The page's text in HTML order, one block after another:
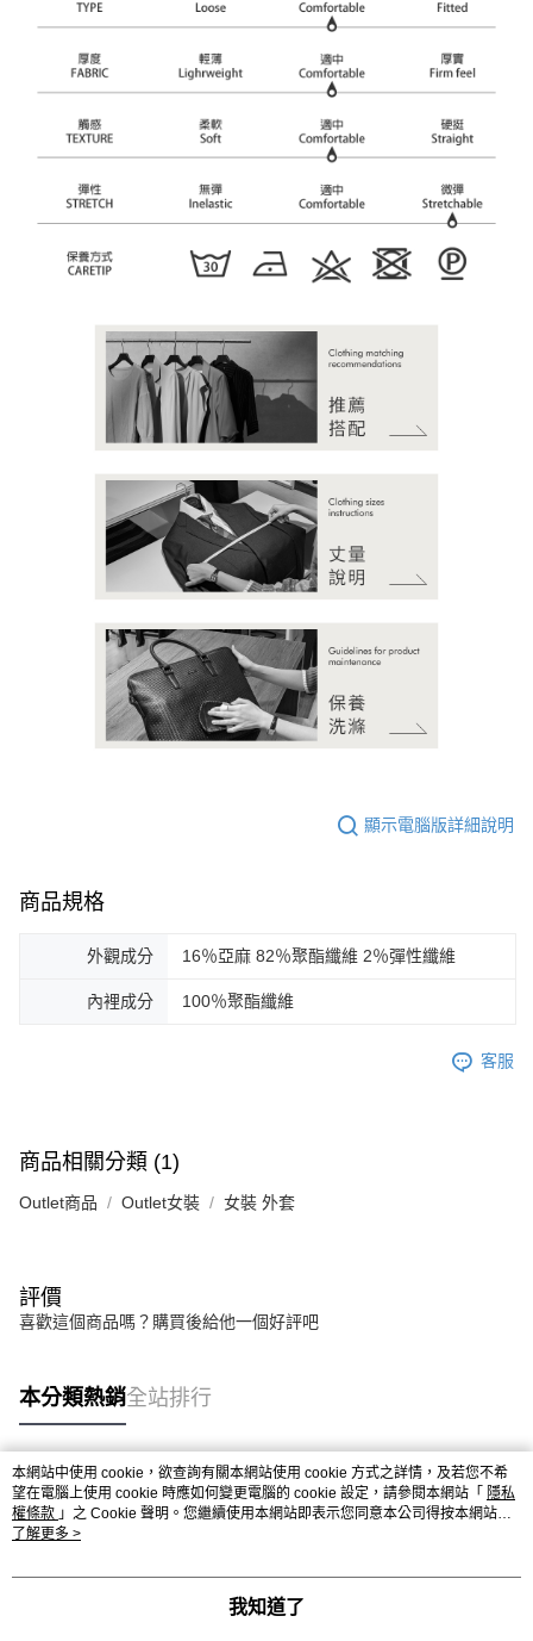
顯示電腦版詳細說明
商品規格
外觀成分 16％亞麻 82％聚酯纖維 2％彈性纖維
內裡成分 100％聚酯纖維
客服
商品相關分類 (1)
Outlet商品 Outlet女裝 女裝 外套
評價
喜歡這個商品嗎？購買後給他一個好評吧
本分類熱銷全站排行
熱門標籤
本網站中使用 cookie，欲查詢有關本網站使用 cookie 方式之詳情，及若您不希
望在電腦上使用 cookie 時應如何變更電腦的 cookie 設定，請參閱本網站「 隱私
權條款 」之 Cookie 聲明。您繼續使用本網站即表示您同意本公司得按本網站使
用條款之 Cookie 聲明使用 cookie。
了解更多 >
我知道了